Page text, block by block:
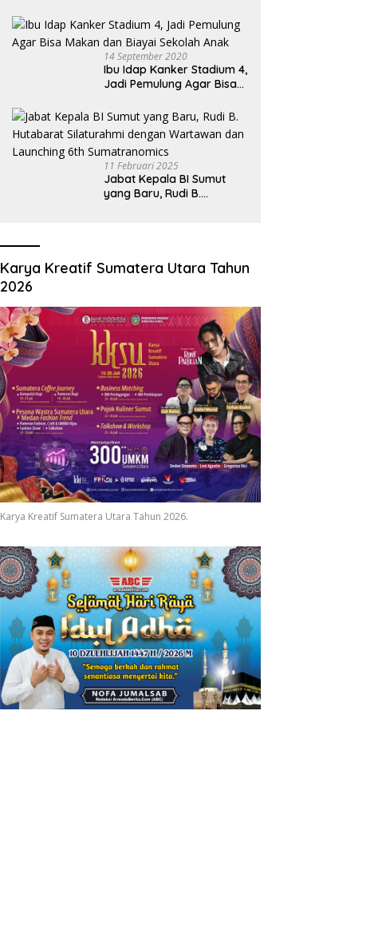
Oknum Pembeking
14 September 2020
Ibu Idap Kanker Stadium 4,
Jadi Pemulung Agar Bisa
Anak
11 Februari 2025
Jabat Kepala BI Sumut
yang Baru, Rudi B.
Karya Kreatif Sumatera Utara Tahun
2026
Karya Kreatif Sumatera Utara Tahun 2026.